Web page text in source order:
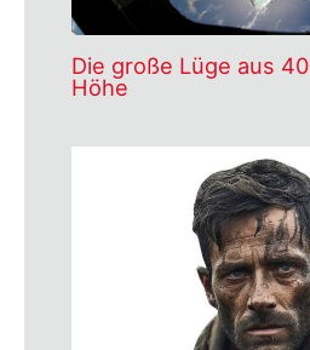
Die große Lüge aus
Höhe